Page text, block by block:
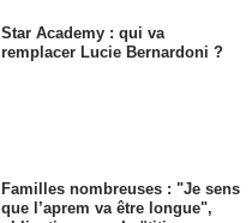
Star Academy : qui va
remplacer Lucie Bernardoni ?
Familles nombreuses : "Je sens
que l’aprem va être longue",